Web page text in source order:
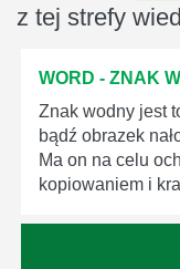
z tej strefy
WORD - ZNAK
Znak wodny jest
bądź obrazek
Ma on na celu
kopiowaniem i